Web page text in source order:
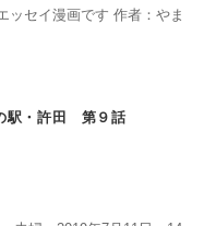
ッセイ漫画です 作者：やま
駅・許田 第９話